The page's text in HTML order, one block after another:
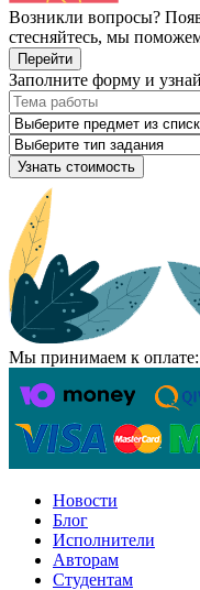
Возникли вопросы?
стесняйтесь, мы
Перейти
Заполните форму и
Узнать стоимость
Мы принимаем к оплате:
Новости
Блог
Исполнители
Авторам
Студентам